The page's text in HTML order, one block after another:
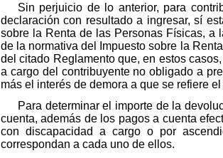
Sin perjuicio de lo anterior, para
declaración con resultado a ingresar, sí
sobre la Renta de las Personas Físicas, a
de la normativa del Impuesto sobre la
del citado Reglamento que, en estos
a cargo del contribuyente no obligado a
más el interés de demora a que se refiere
Para determinar el importe de la
cuenta, además de los pagos a cuenta
con discapacidad a cargo o por
correspondan a cada uno de ellos.